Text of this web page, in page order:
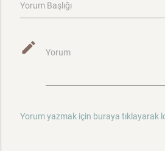
Yorum Başlığı
mode_edit Yorum
Yorum yazmak için buraya tıklayarak